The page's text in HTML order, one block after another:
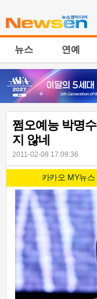
뉴스 연예
쩜오예능 박명
지 않네
2011-02-08 17:09:36
카카오 MY뉴스